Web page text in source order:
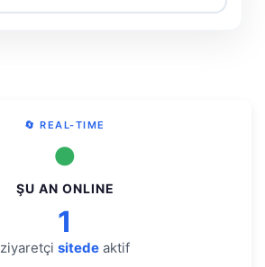
🔄 REAL-TIME
●
ŞU AN ONLINE
1
ziyaretçi sitede aktif